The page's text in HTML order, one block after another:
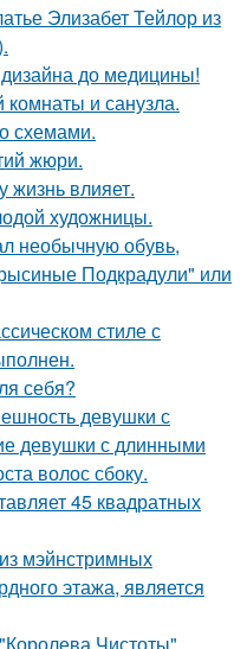
Элизабет Тейлор из
до медицины!
комнаты и санузла.
схемами.
жюри.
жизнь влияет.
художницы.
необычную обувь,
Подкрадули" или
стиле с
себя?
девушки с
девушки с длинными
волос сбоку.
45 квадратных
мэйнстримных
этажа, является
Чистоты".